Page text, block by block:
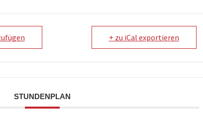
+ zu iCal exportieren
STUNDENPLAN